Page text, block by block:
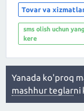
Tovar va
sms olish uchun
kere
Yanada ko'proq
mashhur teglarni